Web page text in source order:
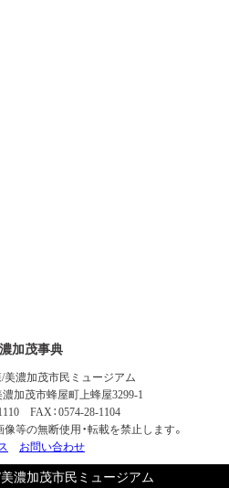
加茂事典
濃加茂市民ミュージアム
加茂市蜂屋町上蜂屋3299-1
FAX：0574-28-1104
等の無断使用・転載を禁止します。
お問い合わせ
濃加茂市民ミュージアム